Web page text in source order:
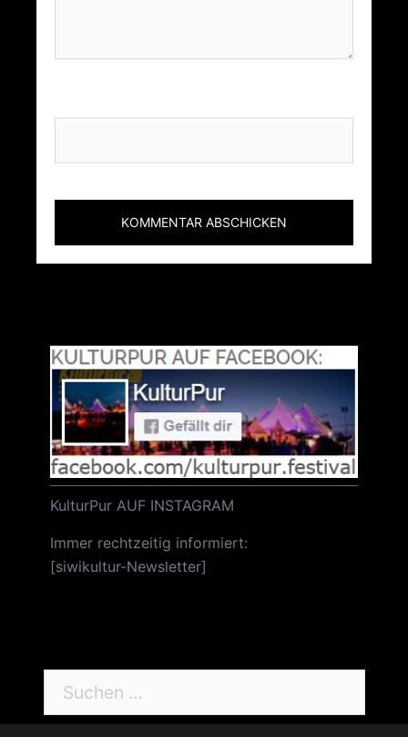
KulturPur AUF INSTAGRAM
Immer rechtzeitig informiert:
[siwikultur-Newsletter]
Suchen
nach: